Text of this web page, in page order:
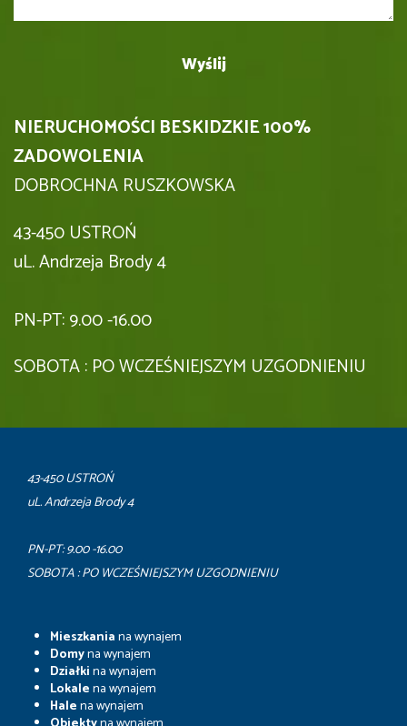
NIERUCHOMOŚCI BESKIDZKIE 100%
ZADOWOLENIA
DOBROCHNA RUSZKOWSKA
43-450 USTROŃ
uL. Andrzeja Brody 4
PN-PT: 9.00 -16.00
SOBOTA : PO WCZEŚNIEJSZYM UZGODNIENIU
43-450 USTROŃ
uL. Andrzeja Brody 4
PN-PT: 9.00 -16.00
SOBOTA : PO WCZEŚNIEJSZYM UZGODNIENIU
Mieszkaniana wynajem
Domyna wynajem
Działkina wynajem
Lokalena wynajem
Halena wynajem